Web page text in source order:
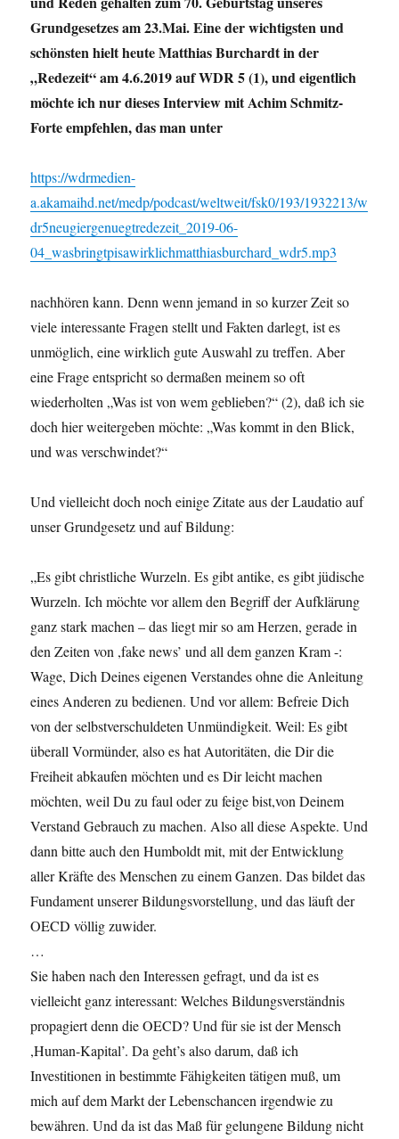
Grundgesetzes am 23.Mai. Eine der wichtigsten und
schönsten hielt heute Matthias Burchardt in der
„Redezeit“ am 4.6.2019 auf WDR 5 (1), und eigentlich
möchte ich nur dieses Interview mit Achim Schmitz-
Forte empfehlen, das man unter
https://wdrmedien-
a.akamaihd.net/medp/podcast/weltweit/fsk0/193/1932213/w
dr5neugiergenuegtredezeit_2019-06-
04_wasbringtpisawirklichmatthiasburchard_wdr5.mp3
nachhören kann. Denn wenn jemand in so kurzer Zeit so
viele interessante Fragen stellt und Fakten darlegt, ist es
unmöglich, eine wirklich gute Auswahl zu treffen. Aber
eine Frage entspricht so dermaßen meinem so oft
wiederholten „Was ist von wem geblieben?“ (2), daß ich sie
doch hier weitergeben möchte: „Was kommt in den Blick,
und was verschwindet?“
Und vielleicht doch noch einige Zitate aus der Laudatio auf
unser Grundgesetz und auf Bildung:
„Es gibt christliche Wurzeln. Es gibt antike, es gibt jüdische
Wurzeln. Ich möchte vor allem den Begriff der Aufklärung
ganz stark machen – das liegt mir so am Herzen, gerade in
den Zeiten von ,fake news’ und all dem ganzen Kram -:
Wage, Dich Deines eigenen Verstandes ohne die Anleitung
eines Anderen zu bedienen. Und vor allem: Befreie Dich
von der selbstverschuldeten Unmündigkeit. Weil: Es gibt
überall Vormünder, also es hat Autoritäten, die Dir die
Freiheit abkaufen möchten und es Dir leicht machen
möchten, weil Du zu faul oder zu feige bist,von Deinem
Verstand Gebrauch zu machen. Also all diese Aspekte. Und
dann bitte auch den Humboldt mit, mit der Entwicklung
aller Kräfte des Menschen zu einem Ganzen. Das bildet das
Fundament unserer Bildungsvorstellung, und das läuft der
OECD völlig zuwider.
…
Sie haben nach den Interessen gefragt, und da ist es
vielleicht ganz interessant: Welches Bildungsverständnis
propagiert denn die OECD? Und für sie ist der Mensch
,Human-Kapital’. Da geht’s also darum, daß ich
Investitionen in bestimmte Fähigkeiten tätigen muß, um
mich auf dem Markt der Lebenschancen irgendwie zu
bewähren. Und da ist das Maß für gelungene Bildung nicht